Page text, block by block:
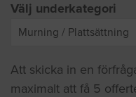
Välj underkategori
Att skicka in en
maximalt att få 5